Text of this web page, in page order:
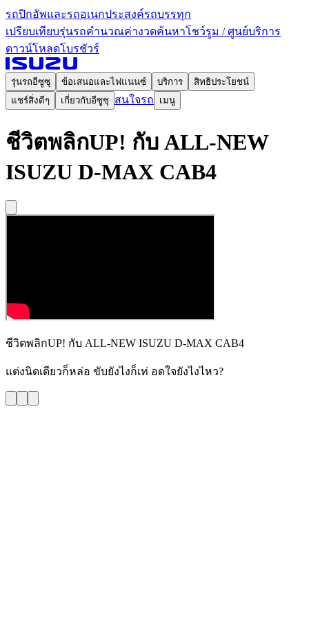
รถปิกอัพและรถอเนกประสงค์รถบรรทุก
เปรียบเทียบรุ่นรถคำนวณค่างวดค้นหาโชว์รูม / ศูนย์บริการ
ดาวน์โหลดโบรชัวร์
รุ่นรถอีซูซุ ข้อเสนอและไฟแนนซ์ บริการ
สิทธิประโยชน์
แชร์สิ่งดีๆ
เกี่ยวกับอีซูซุ สนใจรถ เมนู
ชีวิตพลิกUP! กับ ALL-NEW
ISUZU D-MAX CAB4
ชีวิตพลิกUP! กับ ALL-NEW ISUZU D-MAX CAB4
แต่งนิดเดียวก็หล่อ ขับยังไงก็เท่ อดใจยังไงไหว?